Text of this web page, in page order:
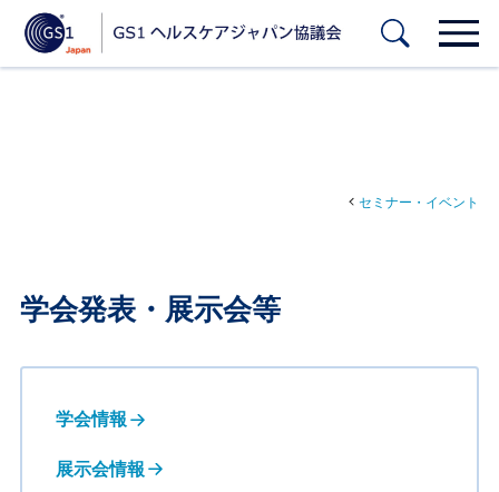
セミナー・イベント
学会発表・展示会等
学会情報
展示会情報